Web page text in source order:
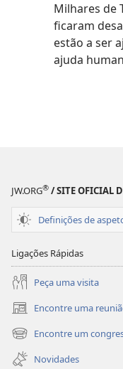
Milhares de
ficaram
estão a ser
ajuda
JW.ORG® / SITE OFICIAL
Definições de
Ligações Rápidas
Peça uma visita
Encontre uma
(abre
uma
nova
janela)
Encontre um
(abre
uma Novidades